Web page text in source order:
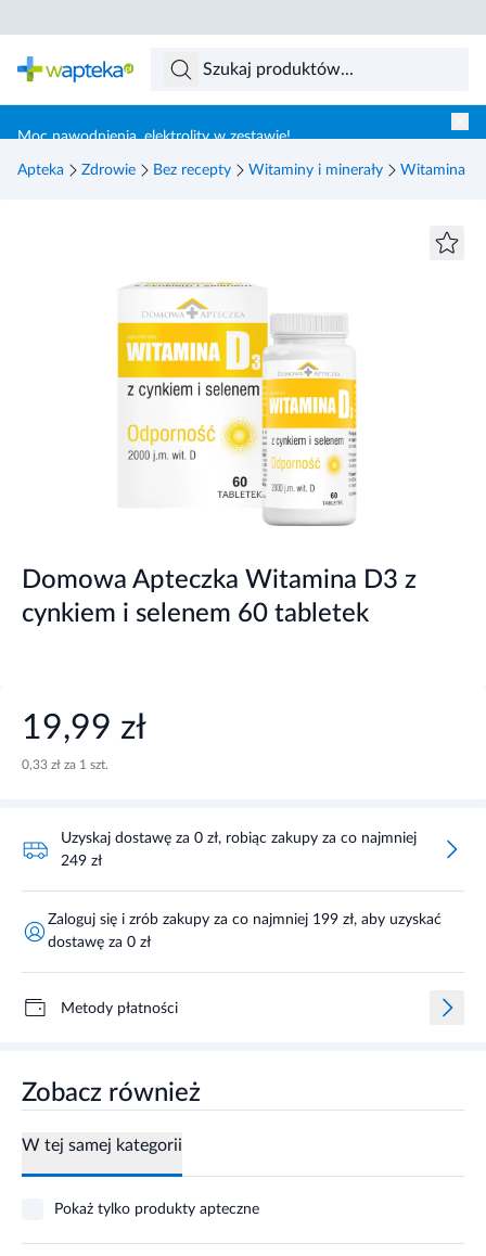
Moc nawodnienia, elektrolity w zestawie!
Apteka Zdrowie Bez recepty Witaminy i minerały Witamina D
Domowa Apteczka Witamina D3 z
cynkiem i selenem 60 tabletek
19,99 zł
0,33 zł za 1 szt.
Uzyskaj dostawę za 0 zł, robiąc zakupy za co najmniej
249 zł
Zaloguj się i zrób zakupy za co najmniej 199 zł, aby uzyskać
dostawę za 0 zł
Metody płatności
Zobacz również
W tej samej kategorii
Pokaż tylko produkty apteczne